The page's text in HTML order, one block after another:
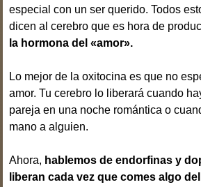
especial con un ser querido. Todos
dicen al cerebro que es hora de
la hormona del «amor».
Lo mejor de la oxitocina es que no
amor. Tu cerebro lo liberará cuando
pareja en una noche romántica o
mano a alguien.
Ahora, hablemos de endorfinas y
liberan cada vez que comes algo